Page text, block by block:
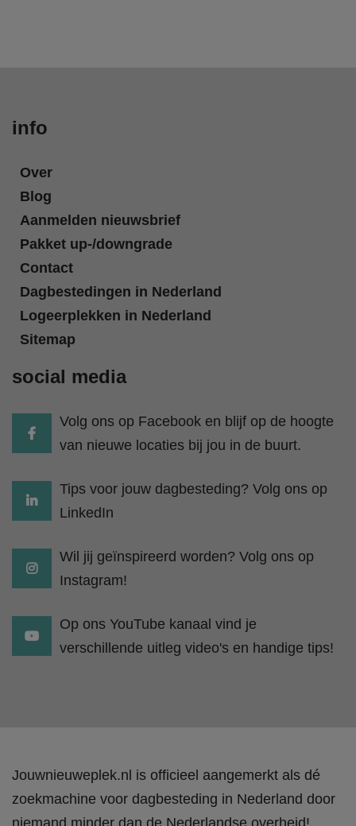
info
Over
Blog
Aanmelden nieuwsbrief
Pakket up-/downgrade
Contact
Dagbestedingen in Nederland
Logeerplekken in Nederland
Sitemap
social media
Volg ons op Facebook en blijf op de hoogte
van nieuwe locaties bij jou in de buurt.
Tips voor jouw dagbesteding? Volg ons op
LinkedIn
Wil jij geïnspireerd worden? Volg ons op
Instagram!
Op ons YouTube kanaal vind je
verschillende uitleg video's en handige tips!
Jouwnieuweplek.nl is officieel aangemerkt als dé
zoekmachine voor dagbesteding in Nederland door
niemand minder dan de Nederlandse overheid!